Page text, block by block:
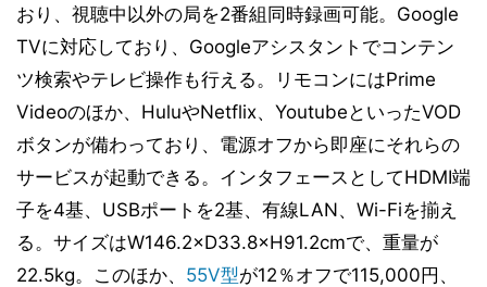
おり、視聴中以外の局を2番組同時録画可能。Google
TVに対応しており、Googleアシスタントでコンテン
ツ検索やテレビ操作も行える。リモコンにはPrime
Videoのほか、HuluやNetflix、YoutubeといったVOD
ボタンが備わっており、電源オフから即座にそれらの
サービスが起動できる。インタフェースとしてHDMI端
子を4基、USBポートを2基、有線LAN、Wi-Fiを揃え
る。サイズはW146.2×D33.8×H91.2cmで、重量が
22.5kg。このほか、 55V型が12％オフで115,000円、